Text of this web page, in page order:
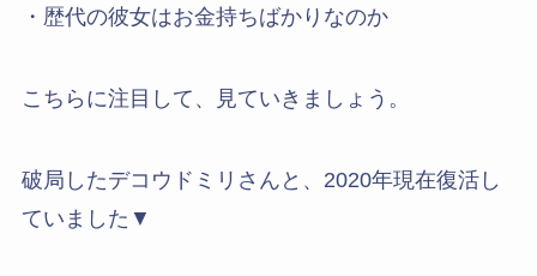
・歴代の彼女はお金持ちばかりなのか
こちらに注目して、見ていきましょう。
破局したデコウドミリさんと、2020年現在復活し
ていました▼